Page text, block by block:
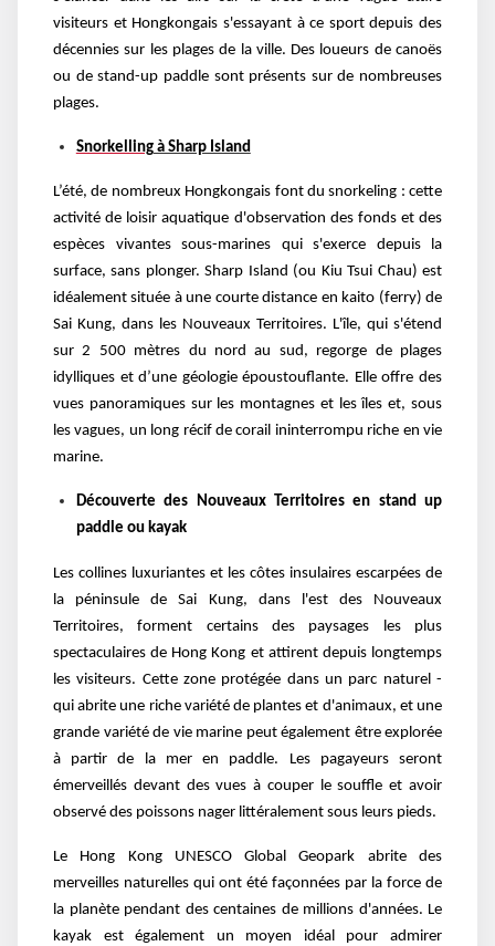
visiteurs et Hongkongais s'essayant à ce sport depuis des
décennies sur les plages de la ville. Des loueurs de canoës
ou de stand-up paddle sont présents sur de nombreuses
plages.
Snorkellingà Sharp Island
L’été, de nombreux Hongkongais font du snorkeling : cette
activité de loisir aquatique d'observation des fonds et des
espèces vivantes sous-marines qui s'exerce depuis la
surface, sans plonger. Sharp Island (ou Kiu Tsui Chau) est
idéalement située à une courte distance en kaito (ferry) de
Sai Kung, dans les Nouveaux Territoires. L'île, qui s'étend
sur 2 500 mètres du nord au sud, regorge de plages
idylliques et d’une géologie époustouflante. Elle offre des
vues panoramiques sur les montagnes et les îles et, sous
les vagues, un long récif de corail ininterrompu riche en vie
marine.
Découverte des Nouveaux Territoires en stand up
paddle ou kayak
Les collines luxuriantes et les côtes insulaires escarpées de
la péninsule de Sai Kung, dans l'est des Nouveaux
Territoires, forment certains des paysages les plus
spectaculaires de Hong Kong et attirent depuis longtemps
les visiteurs. Cette zone protégée dans un parc naturel -
qui abrite une riche variété de plantes et d'animaux, et une
grande variété de vie marine peut également être explorée
à partir de la mer en paddle. Les pagayeurs seront
émerveillés devant des vues à couper le souffle et avoir
observé des poissons nager littéralement sous leurs pieds.
Le Hong Kong UNESCO Global Geopark abrite des
merveilles naturelles qui ont été façonnées par la force de
la planète pendant des centaines de millions d'années. Le
kayak est également un moyen idéal pour admirer